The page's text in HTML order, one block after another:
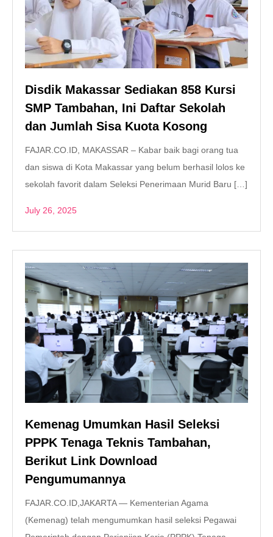
Disdik Makassar Sediakan 858 Kursi
SMP Tambahan, Ini Daftar Sekolah
dan Jumlah Sisa Kuota Kosong
FAJAR.CO.ID, MAKASSAR – Kabar baik bagi orang tua
dan siswa di Kota Makassar yang belum berhasil lolos ke
sekolah favorit dalam Seleksi Penerimaan Murid Baru […]
July 26, 2025
Kemenag Umumkan Hasil Seleksi
PPPK Tenaga Teknis Tambahan,
Berikut Link Download
Pengumumannya
FAJAR.CO.ID,JAKARTA — Kementerian Agama
(Kemenag) telah mengumumkan hasil seleksi Pegawai